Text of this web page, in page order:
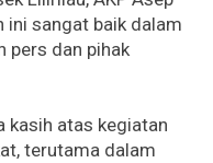
ini sangat baik dalam
pers dan pihak
kasih atas kegiatan
terutama dalam